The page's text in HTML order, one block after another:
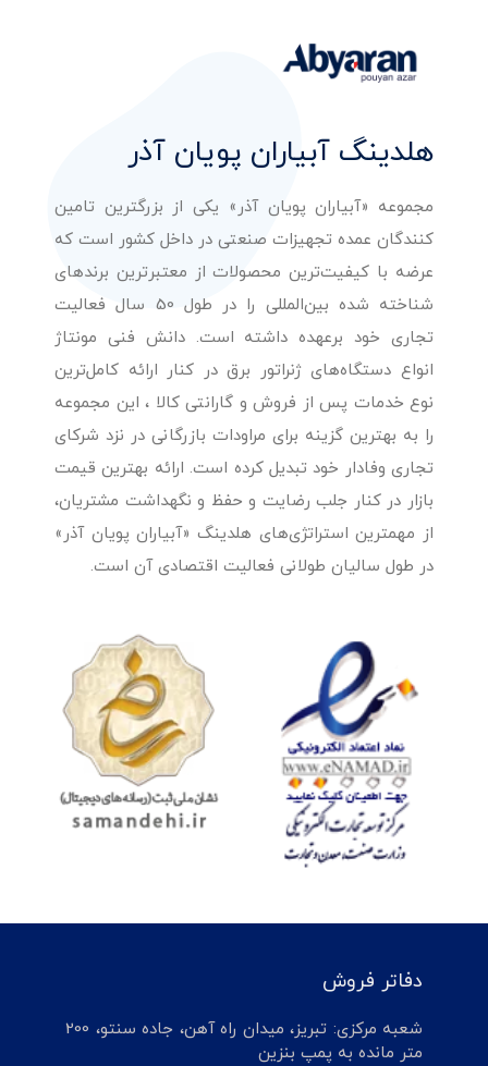
هلدینگ آبیاران پویان آذر
مجموعه «آبیاران پویان آذر» یکی از بزرگترین تامین
کنندگان عمده تجهیزات صنعتی در داخل کشور است که
عرضه با کیفیت‌ترین محصولات از معتبرترین برندهای
شناخته شده بین‌المللی را در طول 50 سال فعالیت
تجاری خود برعهده داشته است. دانش فنی مونتاژ
انواع دستگاه‌های ژنراتور برق در کنار ارائه کامل‌ترین
نوع خدمات پس از فروش و گارانتی کالا ، این مجموعه
را به بهترین گزینه برای مراودات بازرگانی در نزد شرکای
تجاری وفادار خود تبدیل کرده است. ارائه بهترین قیمت
بازار در کنار جلب رضایت و حفظ و نگهداشت مشتریان،
از مهمترین استراتژی‌های هلدینگ «آبیاران پویان آذر»
در طول سالیان طولانی فعالیت اقتصادی آن است.
دفاتر فروش
شعبه مرکزی: تبریز، میدان راه آهن، جاده سنتو، 200
متر مانده به پمپ بنزین